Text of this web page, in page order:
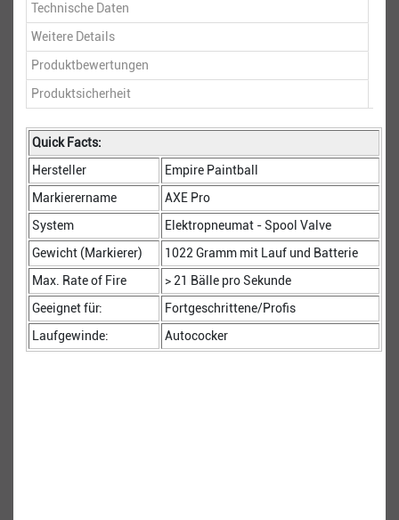
Technische Daten
Weitere Details
Produktbewertungen
Produktsicherheit
Quick Facts:
Hersteller
Empire Paintball
Markierername
AXE Pro
System
Elektropneumat - Spool Valve
Gewicht (Markierer)
1022 Gramm mit Lauf und Batterie
Max. Rate of Fire
> 21 Bälle pro Sekunde
Geeignet für:
Fortgeschrittene/Profis
Laufgewinde:
Autococker